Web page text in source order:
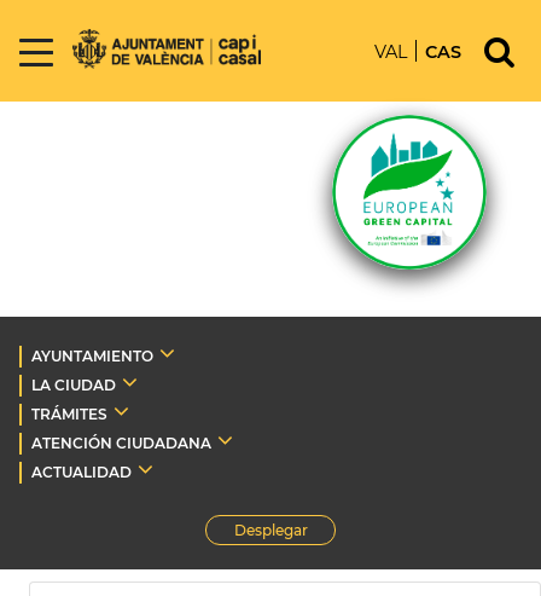
VAL CAS
AYUNTAMIENTO
LA CIUDAD
TRÁMITES
ATENCIÓN CIUDADANA
ACTUALIDAD
Desplegar